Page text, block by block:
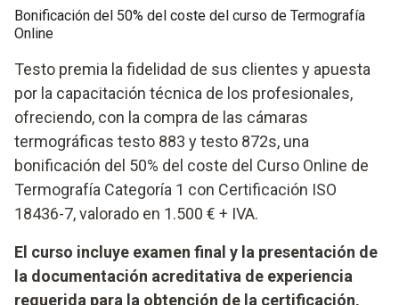
Bonificación del 50% del coste del curso de Termografía
Online
Testo premia la fidelidad de sus clientes y apuesta
por la capacitación técnica de los profesionales,
ofreciendo, con la compra de las cámaras
termográficas testo 883 y testo 872s, una
bonificación del 50% del coste del Curso Online de
Termografía Categoría 1 con Certificación ISO
18436-7, valorado en 1.500 € + IVA.
El curso incluye examen final y la presentación de
la documentación acreditativa de experiencia
requerida para la obtención de la certificación,